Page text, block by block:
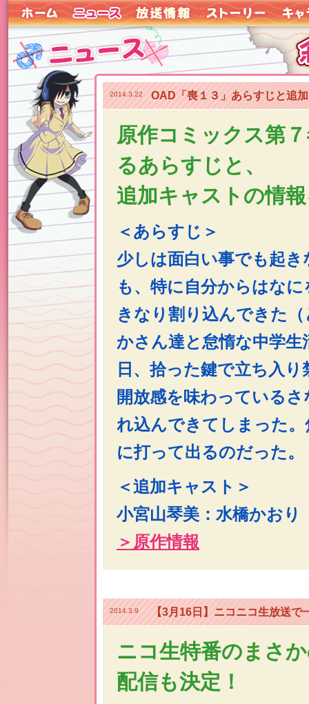
2014.3.22 OAD「喪１３」あらすじと追
原作コミックス第
るあらすじと、
追加キャストの情
＜あらすじ＞
少しは面白い事でも起
も、特に自分からはな
きなり割り込んできた
かさん達と怠惰な中学
日、拾った鍵で立ち入
開放感を味わっている
れ込んできてしまった
に打って出るのだった。
＜追加キャスト＞
小宮山琴美：水橋かお
＞原作情報
2014.3.9 【3月16日】ニコニコ生放送で
ニコ生特番のまさ
配信も決定！